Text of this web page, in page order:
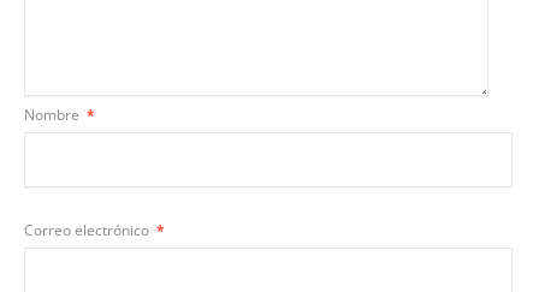
Nombre *
Correo electrónico *